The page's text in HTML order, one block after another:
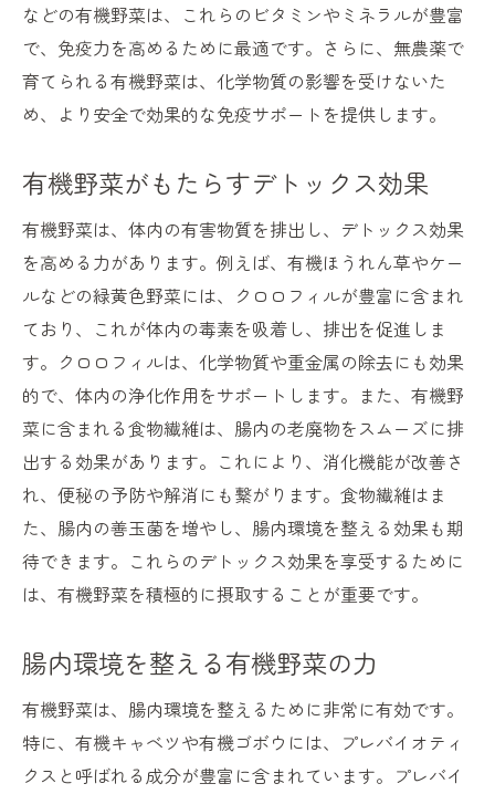
などの有機野菜は、これらのビタミンやミネラルが豊富
で、免疫力を高めるために最適です。さらに、無農薬で
育てられる有機野菜は、化学物質の影響を受けないた
め、より安全で効果的な免疫サポートを提供します。
有機野菜がもたらすデトックス効果
有機野菜は、体内の有害物質を排出し、デトックス効果
を高める力があります。例えば、有機ほうれん草やケー
ルなどの緑黄色野菜には、クロロフィルが豊富に含まれ
ており、これが体内の毒素を吸着し、排出を促進しま
す。クロロフィルは、化学物質や重金属の除去にも効果
的で、体内の浄化作用をサポートします。また、有機野
菜に含まれる食物繊維は、腸内の老廃物をスムーズに排
出する効果があります。これにより、消化機能が改善さ
れ、便秘の予防や解消にも繋がります。食物繊維はま
た、腸内の善玉菌を増やし、腸内環境を整える効果も期
待できます。これらのデトックス効果を享受するために
は、有機野菜を積極的に摂取することが重要です。
腸内環境を整える有機野菜の力
有機野菜は、腸内環境を整えるために非常に有効です。
特に、有機キャベツや有機ゴボウには、プレバイオティ
クスと呼ばれる成分が豊富に含まれています。プレバイ